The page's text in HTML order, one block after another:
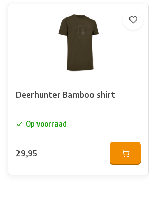
Deerhunter Bamboo shirt
Op voorraad
29,95